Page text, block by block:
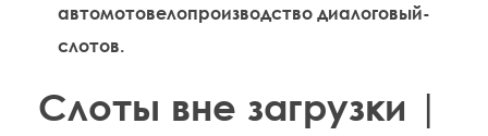
автомотовелопроизводство диалоговый-
слотов.
Слоты вне загрузки |